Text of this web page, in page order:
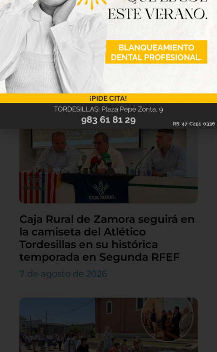
Lo último
Caja Rural de Zamora seguirá en
la camiseta del Atlético
Tordesillas en su histórica
temporada en Segunda RFEF
7 de agosto de 2026